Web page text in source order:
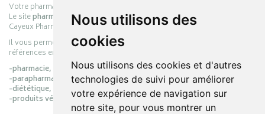
Nous utilisons des
cookies
Nous utilisons des cookies et d'autres
technologies de suivi pour améliorer
votre expérience de navigation sur
notre site, pour vous montrer un
Votre pharmacie en ligne :
Le sitepharmacie-cayeux.frest le prolongement digital de la pharmacie
Cayeux Pharmabest Berck-sur-Mer – Rang-du-Fliers.
Il vous permet de réaliser vos achats en ligne parmi des milliers de
références en :
-pharmacie,
-parapharmacie,
-diététique,
-produits vétérinaires.